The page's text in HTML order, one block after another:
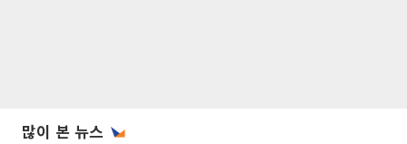
많이 본 뉴스